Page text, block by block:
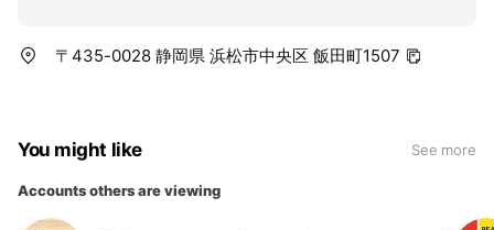
〒435-0028 静岡県 浜松市中央区 飯田町1507
You might like See more
Accounts others are viewing